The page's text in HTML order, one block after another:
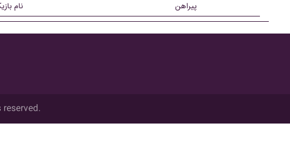
نام پیراهن